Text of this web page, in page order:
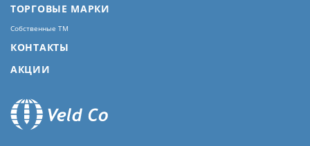
ТОРГОВЫЕ МАРКИ
Собственные ТМ
КОНТАКТЫ
АКЦИИ